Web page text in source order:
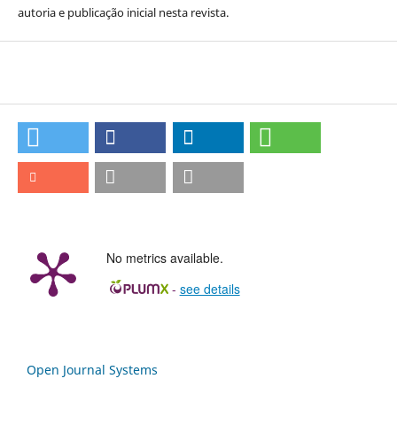
autoria e publicação inicial nesta revista.
No metrics available.
- see details
Open Journal Systems